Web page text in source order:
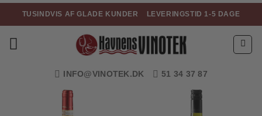
indhold
TUSINDVIS AF GLADE KUNDER LEVERINGSTID 1-5 DAGE
INFO@VINOTEK.DK 51 34 37 87